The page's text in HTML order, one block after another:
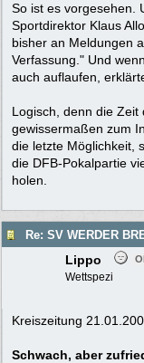
So ist es vorgesehen.
Sportdirektor Klaus
bisher an Meldungen
Verfassung." Und
auch auflaufen,
Logisch, denn die Zeit
gewissermaßen zum
die letzte Möglichkeit,
die DFB-Pokalpartie
holen.
Lippo
Wettspezi
Kreiszeitung
Schwach, aber